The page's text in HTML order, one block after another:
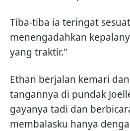
Tiba-tiba ia teringat
menengadahkan
yang traktir."
Ethan berjalan kemari
tangannya di pundak
gayanya tadi dan
membalasku hanya